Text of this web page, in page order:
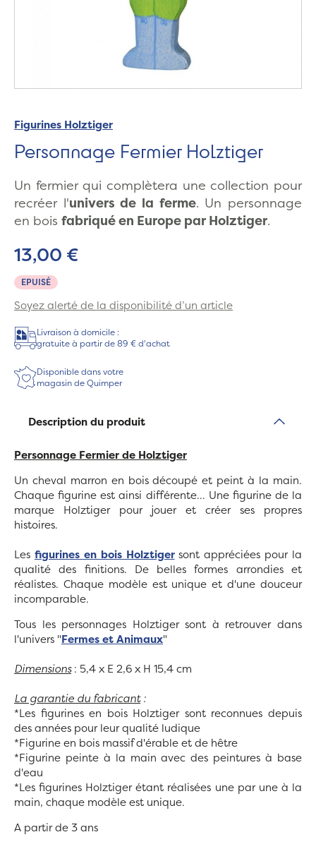
Figurines Holztiger
Personnage Fermier Holztiger
Un fermier qui complètera une collection pour
recréer l'univers de la ferme. Un personnage
en bois fabriqué en Europe par Holztiger.
EPUISÉ
13,00 €
Soyez alerté de la disponibilité d’un article
Livraison à domicile :
gratuite à partir de 89 € d'achat
Disponible dans votre
magasin de Quimper
Description du produit
Personnage Fermier de Holztiger
Un cheval marron en bois découpé et peint à la main.
Chaque figurine est ainsi différente... Une figurine de la
marque Holztiger pour jouer et créer ses propres
histoires.
Les figurines en bois Holztigersont appréciées pour la
qualité des finitions. De belles formes arrondies et
réalistes. Chaque modèle est unique et d'une douceur
incomparable.
Tous les personnages Holztiger sont à retrouver dans
l'univers "Fermes et Animaux"
Dimensions: 5,4 x E 2,6 x H 15,4 cm
La garantie du fabricant:
*Les figurines en bois Holztiger sont reconnues depuis
des années pour leur qualité ludique
*Figurine en bois massif d'érable et de hêtre
*Figurine peinte à la main avec des peintures à base
d'eau
*Les figurines Holztiger étant réalisées une par une à la
main, chaque modèle est unique.
A partir de 3 ans